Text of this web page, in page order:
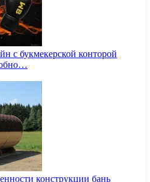
с букмекерской конторой
конструкции бань